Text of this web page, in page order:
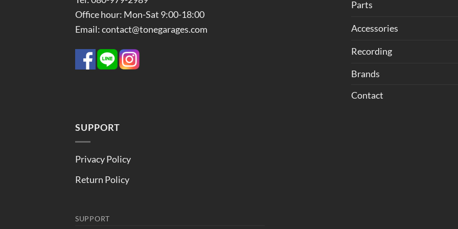
Office hour: Mon-Sat 9:00-18:00
Email: contact@tonegarages.com
Parts
Accessories
Recording
Brands
Contact
SUPPORT
Privacy Policy
Return Policy
SUPPORT